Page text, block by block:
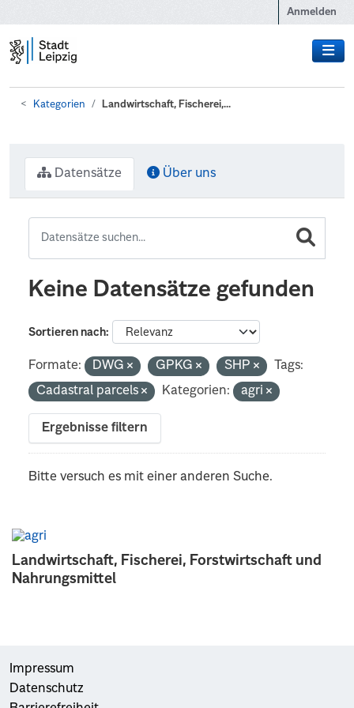
Anmelden
Kategorien Landwirtschaft, Fischerei,...
Landwirtschaft, Fischerei, Forstwirtschaft und
Nahrungsmittel
Datensätze Über uns
Keine Datensätze gefunden
Sortieren nach
Formate: DWG GPKG SHP
Tags:
Cadastral parcels
Kategorien: agri
Ergebnisse filtern
Bitte versuch es mit einer anderen Suche.
Impressum
Datenschutz